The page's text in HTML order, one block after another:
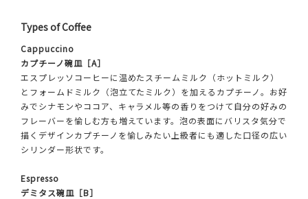
Types of Coffee
Cappuccino
カプチーノ碗皿［A］
エスプレッソコーヒーに温めたスチームミルク（ホットミルク）
とフォームドミルク（泡立てたミルク）を加えるカプチーノ。お好
みでシナモンやココア、キャラメル等の香りをつけて自分の好みの
フレーバーを愉しむ方も増えています。泡の表面にバリスタ気分で
描くデザインカプチーノを愉しみたい上級者にも適した口径の広い
シリンダー形状です。
Espresso
デミタス碗皿［B］